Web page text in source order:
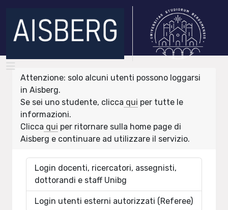
Attenzione: solo alcuni utenti possono loggarsi
in Aisberg.
Se sei uno studente, clicca qui per tutte le
informazioni.
Clicca qui per ritornare sulla home page di
Aisberg e continuare ad utilizzare il servizio.
Login docenti, ricercatori, assegnisti,
dottorandi e staff Unibg
Login utenti esterni autorizzati (Referee)